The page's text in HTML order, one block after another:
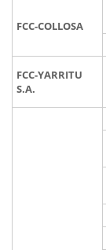
FCC-COLLOSA
FCC-YARRITU
S.A.